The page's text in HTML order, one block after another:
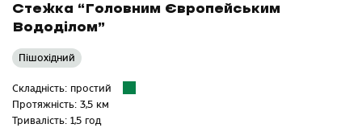
Стежка “Головним Європейським
Вододілом”
Пішохідний
Складність: простий
Протяжність: 3,5 км
Тривалість: 1,5 год